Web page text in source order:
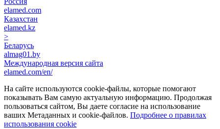
elamed.com
Казахстан
elamed.kz
>
Беларусь
almag01.by
Международная версия сайта
elamed.com/en/
На сайте используются cookie-файлы, которые помогают
показывать Вам самую актуальную информацию. Продолжая
пользоваться сайтом, Вы даете согласие на использование
ваших Метаданных и cookie-файлов. Подробнее о правилах
использования cookie